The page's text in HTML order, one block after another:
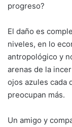
progreso?
El daño es
niveles, en lo
antropológico y
arenas de la
ojos azules cada
preocupan más.
Un amigo y